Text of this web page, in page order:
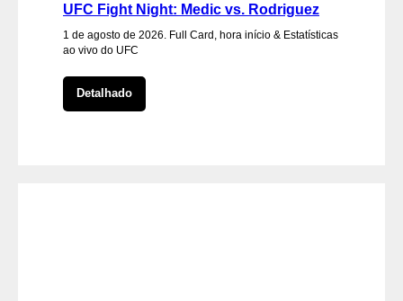
UFC Fight Night: Medic vs. Rodriguez
1 de agosto de 2026. Full Card, hora início & Estatísticas
ao vivo do UFC
Detalhado